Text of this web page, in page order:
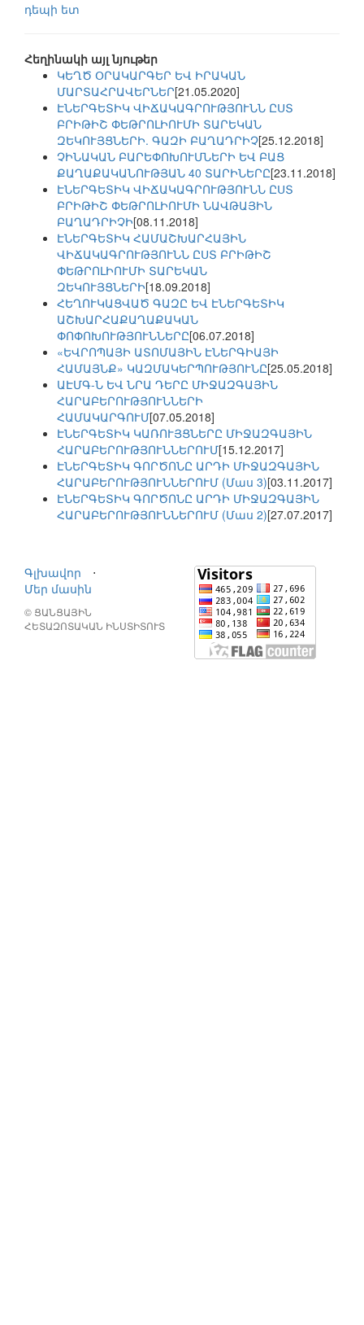
դեպի ետ
Հեղինակի այլ նյութեր
ԿԵՂԾ ՕՐԱԿԱՐԳԵՐ ԵՎ ԻՐԱԿԱՆ
ՄԱՐՏԱՀՐԱՎԵՐՆԵՐ[21.05.2020]
ԷՆԵՐԳԵՏԻԿ ՎԻՃԱԿԱԳՐՈՒԹՅՈՒՆՆ ԸՍՏ
ԲՐԻԹԻՇ ՓԵԹՐՈԼԻՈՒՄԻ ՏԱՐԵԿԱՆ
ԶԵԿՈՒՅՑՆԵՐԻ. ԳԱԶԻ ԲԱՂԱԴՐԻՉ[25.12.2018]
ՉԻՆԱԿԱՆ ԲԱՐԵՓՈԽՈՒՄՆԵՐԻ ԵՎ ԲԱՑ
ՔԱՂԱՔԱԿԱՆՈՒԹՅԱՆ 40 ՏԱՐԻՆԵՐԸ[23.11.2018]
ԷՆԵՐԳԵՏԻԿ ՎԻՃԱԿԱԳՐՈՒԹՅՈՒՆՆ ԸՍՏ
ԲՐԻԹԻՇ ՓԵԹՐՈԼԻՈՒՄԻ ՆԱՎԹԱՅԻՆ
ԲԱՂԱԴՐԻՉԻ[08.11.2018]
ԷՆԵՐԳԵՏԻԿ ՀԱՄԱՇԽԱՐՀԱՅԻՆ
ՎԻՃԱԿԱԳՐՈՒԹՅՈՒՆՆ ԸՍՏ ԲՐԻԹԻՇ
ՓԵԹՐՈԼԻՈՒՄԻ ՏԱՐԵԿԱՆ
ԶԵԿՈՒՅՑՆԵՐԻ[18.09.2018]
ՀԵՂՈՒԿԱՑՎԱԾ ԳԱԶԸ ԵՎ ԷՆԵՐԳԵՏԻԿ
ԱՇԽԱՐՀԱՔԱՂԱՔԱԿԱՆ
ՓՈՓՈԽՈՒԹՅՈՒՆՆԵՐԸ[06.07.2018]
«ԵՎՐՈՊԱՅԻ ԱՏՈՄԱՅԻՆ ԷՆԵՐԳԻԱՅԻ
ՀԱՄԱՅՆՔ» ԿԱԶՄԱԿԵՐՊՈՒԹՅՈՒՆԸ[25.05.2018]
ԱԷՄԳ-Ն ԵՎ ՆՐԱ ԴԵՐԸ ՄԻՋԱԶԳԱՅԻՆ
ՀԱՐԱԲԵՐՈՒԹՅՈՒՆՆԵՐԻ
ՀԱՄԱԿԱՐԳՈՒՄ[07.05.2018]
ԷՆԵՐԳԵՏԻԿ ԿԱՌՈՒՅՑՆԵՐԸ ՄԻՋԱԶԳԱՅԻՆ
ՀԱՐԱԲԵՐՈՒԹՅՈՒՆՆԵՐՈՒՄ[15.12.2017]
ԷՆԵՐԳԵՏԻԿ ԳՈՐԾՈՆԸ ԱՐԴԻ ՄԻՋԱԶԳԱՅԻՆ
ՀԱՐԱԲԵՐՈՒԹՅՈՒՆՆԵՐՈՒՄ (Մաս 3)[03.11.2017]
ԷՆԵՐԳԵՏԻԿ ԳՈՐԾՈՆԸ ԱՐԴԻ ՄԻՋԱԶԳԱՅԻՆ
ՀԱՐԱԲԵՐՈՒԹՅՈՒՆՆԵՐՈՒՄ (Մաս 2)[27.07.2017]
Գլխավոր
⋅
Մեր մասին
© ՑԱՆՑԱՅԻՆ
ՀԵՏԱԶՈՏԱԿԱՆ ԻՆՍՏԻՏՈՒՏ